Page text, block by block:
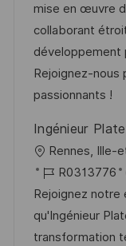
s
a
t
i
o
’
a
f
f
i
h
a
g
e
g
o
r
i
e
mise en œuvre
collaborant
développement
Rejoignez-nous
passionnants !
Ingénieur
o
c
a
l
Rennes, Ille-
R
é
f
é
R0313776
Rejoignez notre
qu'Ingénieur
transformation